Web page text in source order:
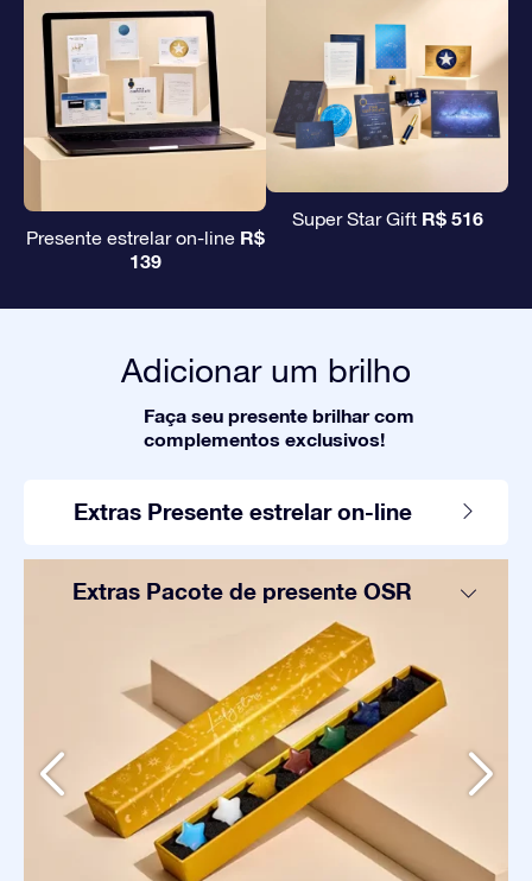
Presente estrelar on-line R$
139
Super Star Gift R$ 516
Adicionar um brilho
Faça seu presente brilhar com
complementos exclusivos!
Extras Presente estrelar on-line
Extras Pacote de presente OSR